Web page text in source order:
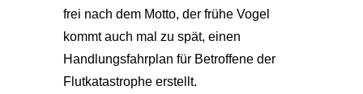
frei nach dem Motto, der frühe Vogel
kommt auch mal zu spät, einen
Handlungsfahrplan für Betroffene der
Flutkatastrophe erstellt.